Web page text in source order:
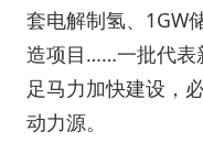
套电解制氢、1GW
造项目……一批代表
足马力加快建设，
动力源。